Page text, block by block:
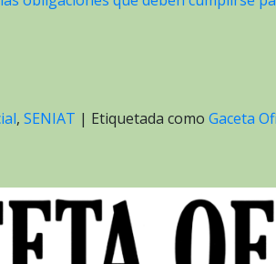
, SENIAT | Etiquetada como Gaceta